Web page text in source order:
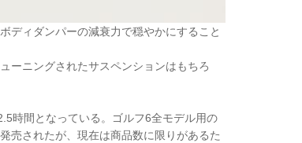
ディダンパーの減衰力で穏やかにすること
ーニングされたサスペンションはもちろ
時間となっている。ゴルフ6全モデル用の
売されたが、現在は商品数に限りがあるた